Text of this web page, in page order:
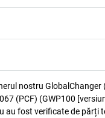
nostru
(PCF) (GWP100
au fost verificate de părți